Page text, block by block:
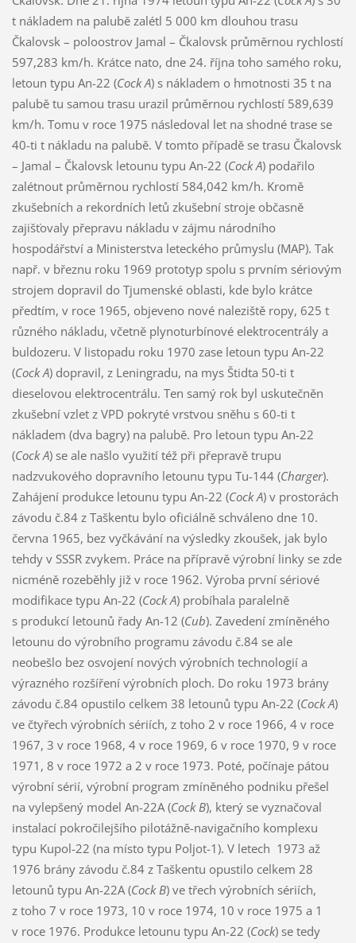
t nákladem na palubě zalétl 5 000 km dlouhou trasu
Čkalovsk – poloostrov Jamal – Čkalovsk průměrnou rychlostí
597,283 km/h. Krátce nato, dne 24. října toho samého roku,
letoun typu An-22 (Cock A) s nákladem o hmotnosti 35 t na
palubě tu samou trasu urazil průměrnou rychlostí 589,639
km/h. Tomu v roce 1975 následoval let na shodné trase se
40-ti t nákladu na palubě. V tomto případě se trasu Čkalovsk
– Jamal – Čkalovsk letounu typu An-22 (Cock A) podařilo
zalétnout průměrnou rychlostí 584,042 km/h. Kromě
zkušebních a rekordních letů zkušební stroje občasně
zajišťovaly přepravu nákladu v zájmu národního
hospodářství a Ministerstva leteckého průmyslu (MAP). Tak
např. v březnu roku 1969 prototyp spolu s prvním sériovým
strojem dopravil do Tjumenské oblasti, kde bylo krátce
předtím, v roce 1965, objeveno nové naleziště ropy, 625 t
různého nákladu, včetně plynoturbínové elektrocentrály a
buldozeru. V listopadu roku 1970 zase letoun typu An-22
(Cock A) dopravil, z Leningradu, na mys Štidta 50-ti t
dieselovou elektrocentrálu. Ten samý rok byl uskutečněn
zkušební vzlet z VPD pokryté vrstvou sněhu s 60-ti t
nákladem (dva bagry) na palubě. Pro letoun typu An-22
(Cock A) se ale našlo využití též při přepravě trupu
nadzvukového dopravního letounu typu Tu-144 (Charger).
Zahájení produkce letounu typu An-22 (Cock A) v prostorách
závodu č.84 z Taškentu bylo oficiálně schváleno dne 10.
června 1965, bez vyčkávání na výsledky zkoušek, jak bylo
tehdy v SSSR zvykem. Práce na přípravě výrobní linky se zde
nicméně rozeběhly již v roce 1962. Výroba první sériové
modifikace typu An-22 (Cock A) probíhala paralelně
s produkcí letounů řady An-12 (Cub). Zavedení zmíněného
letounu do výrobního programu závodu č.84 se ale
neobešlo bez osvojení nových výrobních technologií a
výrazného rozšíření výrobních ploch. Do roku 1973 brány
závodu č.84 opustilo celkem 38 letounů typu An-22 (Cock A)
ve čtyřech výrobních sériích, z toho 2 v roce 1966, 4 v roce
1967, 3 v roce 1968, 4 v roce 1969, 6 v roce 1970, 9 v roce
1971, 8 v roce 1972 a 2 v roce 1973. Poté, počínaje pátou
výrobní sérií, výrobní program zmíněného podniku přešel
na vylepšený model An-22A (Cock B), který se vyznačoval
instalací pokročilejšího pilotážně-navigačního komplexu
typu Kupol-22 (na místo typu Poljot-1). V letech 1973 až
1976 brány závodu č.84 z Taškentu opustilo celkem 28
letounů typu An-22A (Cock B) ve třech výrobních sériích,
z toho 7 v roce 1973, 10 v roce 1974, 10 v roce 1975 a 1
v roce 1976. Produkce letounu typu An-22 (Cock) se tedy